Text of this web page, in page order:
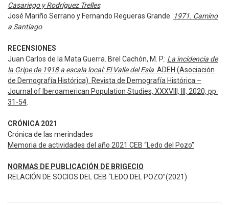
Casariego y Rodríguez Trelles.
José Mariño Serrano y Fernando Regueras Grande.
1971. Camino
a Santiago.
RECENSIONES
Juan Carlos de la Mata Guerra. Brel Cachón, M. P.: La incidencia de
la Gripe de 1918 a escala local: El Valle del Esla . ADEH (Asociación
de Demografía Histórica). Revista de Demografía Histórica –
Journal of Iberoamerican Population Studies, XXXVIII, III, 2020, pp.
31-54
CRÓNICA 2021
Crónica de las merindades
Memoria de actividades del año 2021 CEB “Ledo del Pozo”
NORMAS DE PUBLICACIÓN DE BRIGECIO
RELACIÓN DE SOCIOS DEL CEB “LEDO DEL POZO”(2021)